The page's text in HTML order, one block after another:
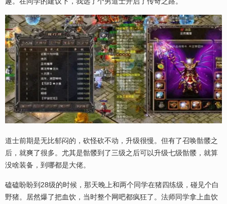
道士前期是无比郁闷的，砍怪砍不动，升级很慢。但有了召唤骷髅之
后，就爽了很多。尤其是骷髅到了三级之后可以升级七级骷髅，就算
没啥装备，到哪都是大佬。
磕磕盼盼到28级的时候，那天晚上和两个同学在猪四练级，碰见个白
野猪。居然爆了把血饮，当时整个网吧都疯狂了。法师同学拿上血饮